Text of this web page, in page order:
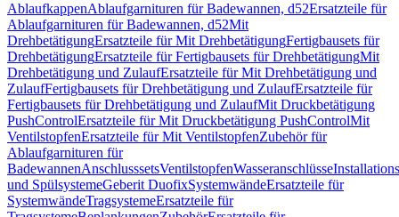
AblaufkappenAblaufgarnituren für Badewannen, d52Ersatzteile für
Ablaufgarnituren für Badewannen, d52Mit
DrehbetätigungErsatzteile für Mit DrehbetätigungFertigbausets für
DrehbetätigungErsatzteile für Fertigbausets für DrehbetätigungMit
Drehbetätigung und ZulaufErsatzteile für Mit Drehbetätigung und
ZulaufFertigbausets für Drehbetätigung und ZulaufErsatzteile für
Fertigbausets für Drehbetätigung und ZulaufMit Druckbetätigung
PushControlErsatzteile für Mit Druckbetätigung PushControlMit
VentilstopfenErsatzteile für Mit VentilstopfenZubehör für
Ablaufgarnituren für
BadewannenAnschlusssetsVentilstopfenWasseranschlüsse
und SpülsystemeGeberit DuofixSystemwändeErsatzteile für
SystemwändeTragsystemeErsatzteile für